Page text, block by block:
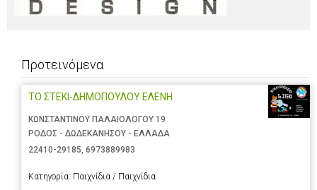
Προτεινόμενα
ΤΟ ΣΤΕΚΙ-ΔΗΜΟΠΟΥΛΟΥ ΕΛΕΝΗ
ΚΩΝΣΤΑΝΤΙΝΟΥ ΠΑΛΑΙΟΛΟΓΟΥ 19
ΡΟΔΟΣ - ΔΩΔΕΚΑΝΗΣΟΥ - ΕΛΛΑΔΑ
22410-29185, 6973889983
Κατηγορία: Παιχνίδια / Παιχνίδια